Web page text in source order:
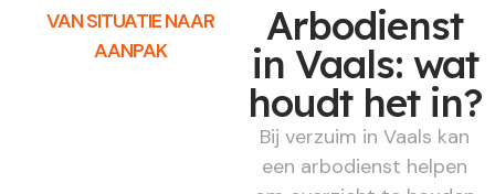
VAN SITUATIE NAAR
AANPAK
Arbodienst
in Vaals: wat
houdt het in?
Bij verzuim in Vaals kan
een arbodienst helpen